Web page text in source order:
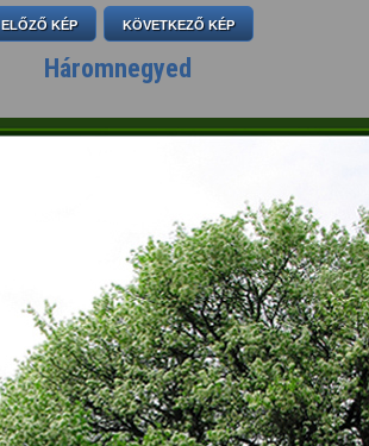
ELŐZŐ KÉP KÖVETKEZŐ KÉP
Háromnegyed